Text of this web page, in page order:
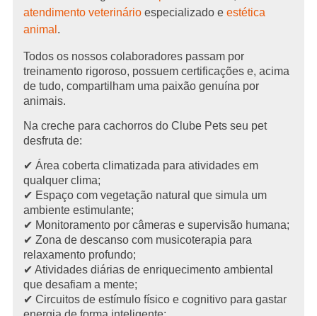
atendimento veterinárioespecializado e estética
animal .
Todos os nossos colaboradores passam por
treinamento rigoroso, possuem certificações e, acima
de tudo, compartilham uma paixão genuína por
animais.
Na creche para cachorros do Clube Pets seu pet
desfruta de:
✔ Área coberta climatizada para atividades em
qualquer clima;
✔ Espaço com vegetação natural que simula um
ambiente estimulante;
✔ Monitoramento por câmeras e supervisão humana;
✔ Zona de descanso com musicoterapia para
relaxamento profundo;
✔ Atividades diárias de enriquecimento ambiental
que desafiam a mente;
✔ Circuitos de estímulo físico e cognitivo para gastar